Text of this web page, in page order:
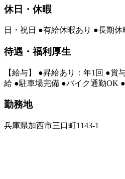
休日・休暇
日・祝日 ●有給休暇あり ●長期休
待遇・福利厚生
【給与】 ●昇給あり：年1回 ●
給 ●駐車場完備 ●バイク通勤OK
勤務地
兵庫県加西市三口町1143-1